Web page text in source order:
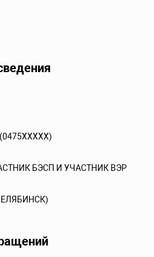
(0475XXXXX)
БЭСП И УЧАСТНИК ВЭР